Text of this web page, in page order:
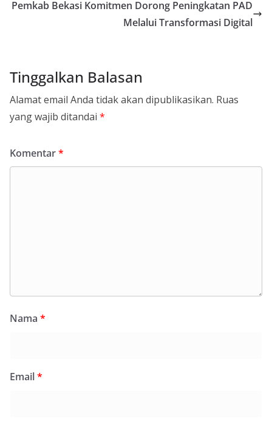
Pemkab Bekasi Komitmen Dorong Peningkatan PAD
Melalui Transformasi Digital
Tinggalkan Balasan
Alamat email Anda tidak akan dipublikasikan. Ruas
yang wajib ditandai *
Komentar*
Nama *
Email*